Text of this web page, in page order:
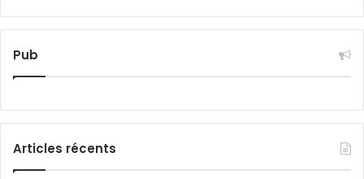
Pub
Articles récents